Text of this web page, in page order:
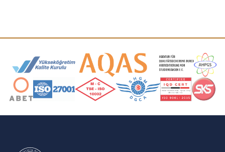
Akreditasyon ve Üyelik Logoları